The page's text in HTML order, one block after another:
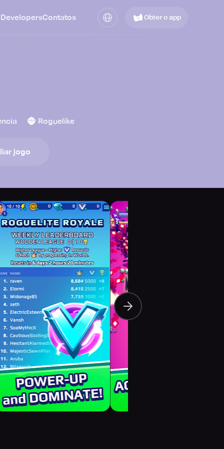
Contatos Obter o app
🧌 Roguelike
jogo